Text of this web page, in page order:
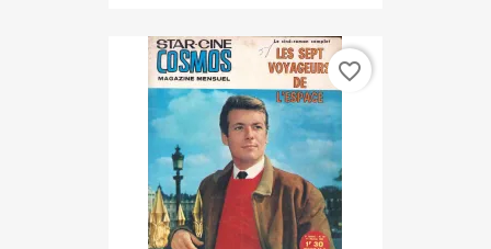
favorite_border